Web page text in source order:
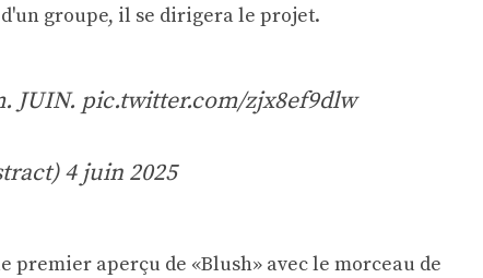
groupe, il se dirigera le projet.
JUIN. pic.twitter.com/zjx8ef9dlw
4 juin 2025
premier aperçu de «Blush» avec le morceau de